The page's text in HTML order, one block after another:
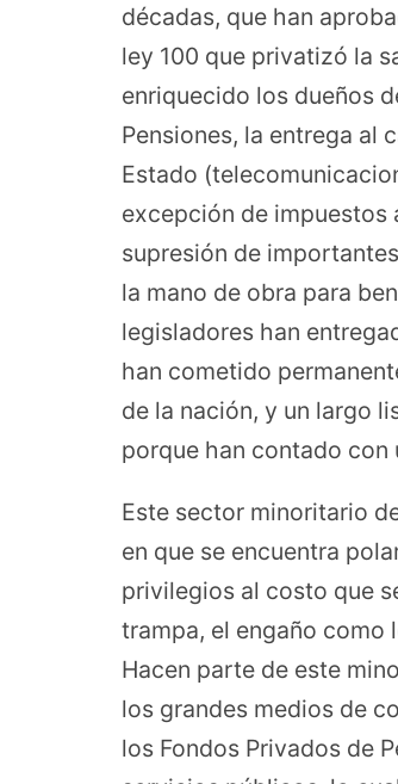
décadas, que han
ley 100 que privatizó la
enriquecido los dueños
Pensiones, la entrega al
Estado
excepción de impuestos
supresión de
la mano de obra para
legisladores han
han cometido
de la nación, y un largo
porque han contado
Este sector minoritario
en que se encuentra
privilegios al costo que
trampa, el engaño como
Hacen parte de este
los grandes medios de
los Fondos Privados de